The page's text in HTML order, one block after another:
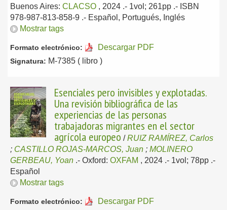
Buenos Aires: CLACSO , 2024 .- 1vol; 261pp .- ISBN
978-987-813-858-9 .- Español, Portugués, Inglés
Mostrar tags
Formato electrónico: Descargar PDF
Signatura: M-7385 ( libro )
Esenciales pero invisibles y explotadas.
Una revisión bibliográfica de las
experiencias de las personas
trabajadoras migrantes en el sector
agrícola europeo /RUIZ RAMÍREZ, Carlos
; CASTILLO ROJAS-MARCOS, Juan ; MOLINERO
GERBEAU, Yoan .- Oxford: OXFAM , 2024 .- 1vol; 78pp .-
Español
Mostrar tags
Formato electrónico: Descargar PDF